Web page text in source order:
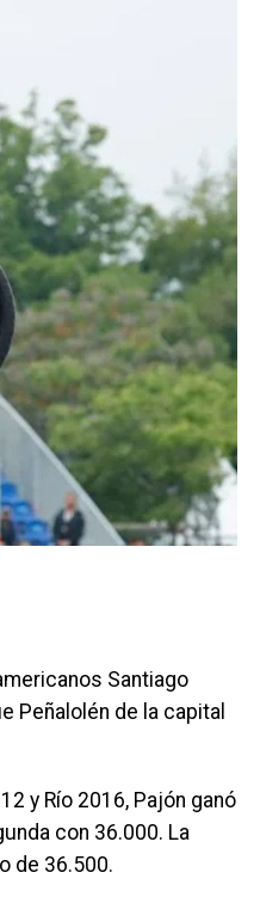
Santiago
Peñalolén de la capital
y Río 2016, Pajón ganó
con 36.000. La
de 36.500.